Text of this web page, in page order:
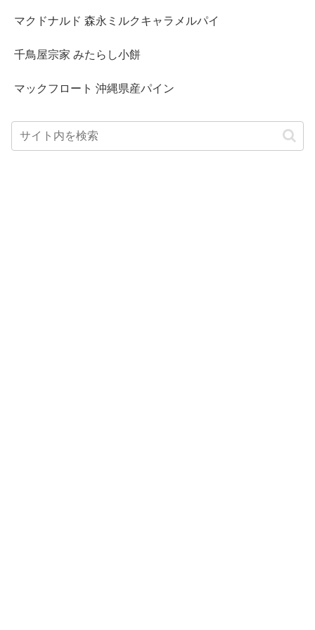
マクドナルド 森永ミルクキャラメルパイ
千鳥屋宗家 みたらし小餅
マックフロート 沖縄県産パイン